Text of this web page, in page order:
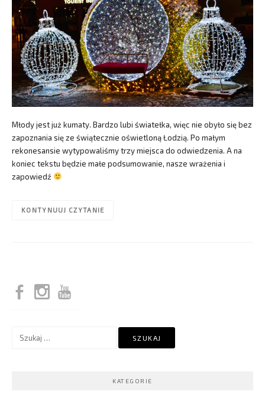
Młody jest już kumaty. Bardzo lubi światełka, więc nie obyło się bez
zapoznania się ze świątecznie oświetloną Łodzią. Po małym
rekonesansie wytypowaliśmy trzy miejsca do odwiedzenia. A na
koniec tekstu będzie małe podsumowanie, nasze wrażenia i
zapowiedź
KONTYNUUJ CZYTANIE
KATEGORIE